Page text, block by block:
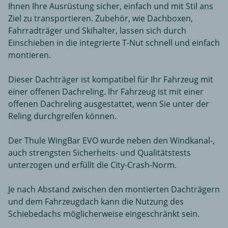
Ihnen Ihre Ausrüstung sicher, einfach und mit Stil ans
Ziel zu transportieren. Zubehör, wie Dachboxen,
Fahrradträger und Skihalter, lassen sich durch
Einschieben in die integrierte T-Nut schnell und einfach
montieren.
Dieser Dachträger ist kompatibel für Ihr Fahrzeug mit
einer offenen Dachreling. Ihr Fahrzeug ist mit einer
offenen Dachreling ausgestattet, wenn Sie unter der
Reling durchgreifen können.
Der Thule WingBar EVO wurde neben den Windkanal-,
auch strengsten Sicherheits- und Qualitätstests
unterzogen und erfüllt die City-Crash-Norm.
Je nach Abstand zwischen den montierten Dachträgern
und dem Fahrzeugdach kann die Nutzung des
Schiebedachs möglicherweise eingeschränkt sein.